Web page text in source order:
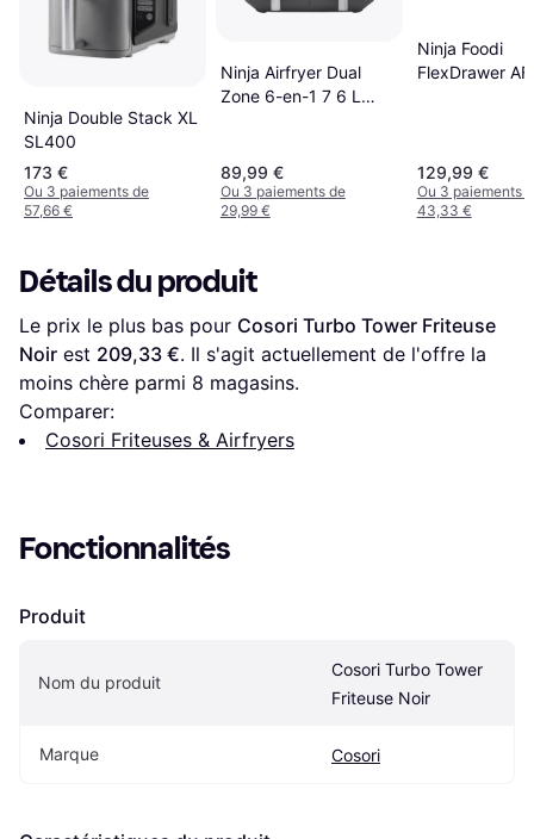
Ninja Double Stack XL
SL400
173 €
Ou 3 paiements de
57,66 €
Ninja Airfryer Dual
Zone 6-en-1 7 6 L
89,99 €
Ou 3 paiements de
29,99 €
Ninja Foodi
FlexDrawer
129,99 €
Ou 3 paiements
43,33 €
Détails du produit
Le prix le plus bas pour Cosori Turbo Tower Friteuse
Noir est 209,33 €. Il s'agit actuellement de l'offre la
moins chère parmi 8 magasins.
Comparer:
Cosori Friteuses & Airfryers
Fonctionnalités
Produit
Nom du produit
Cosori Turbo Tower
Friteuse Noir
Marque Cosori